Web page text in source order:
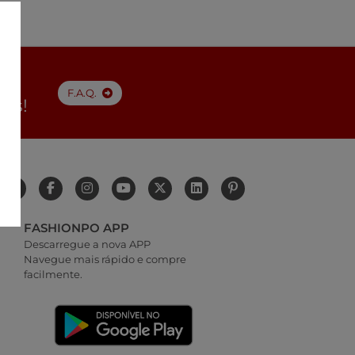
F.A.Q.
FASHIONPO APP
Descarregue a nova APP
Navegue mais rápido e compre
facilmente.